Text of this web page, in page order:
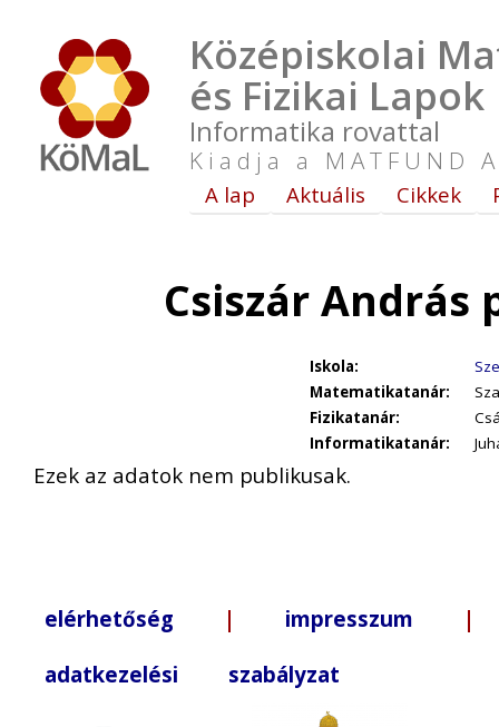
Középiskolai
és Fizikai Lapok
Informatika rovattal
Kiadja a MATFUND
A lap Aktuális Cikkek
Csiszár András
Iskola:
Matematikatanár:
Fizikatanár:
Informatikatanár:
Ezek az adatok nem publikusak.
elérhetőség | impresszum |
adatkezelési szabályzat